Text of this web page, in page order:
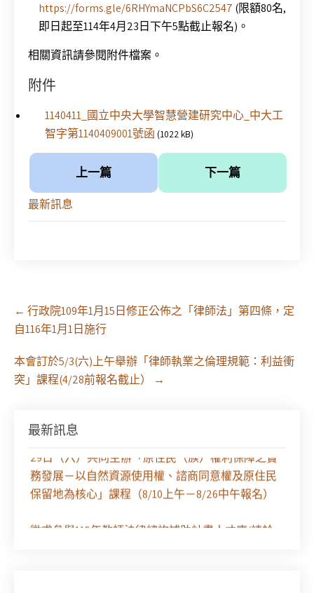
https://forms.gle/6RHYmaNCPbS6C2547 (限額80名,
即日起至114年4月23日下午5點截止報名)。
相關資訊請參閱附件檔案。
附件
1140411_國立中央大學智慧營建研究中心_中大工
智字第1140409001號函 (1022 kB)
上一篇 下一篇
最新訊息
Post
navigation
← 行政院109年1月15日修正公佈之「律師法」第四條，定
自116年1月1日施行
本會訂於5/3(六)上午舉辦「律師執業之倫理規範：利益衝
突」課程(4/28前報名截止）
→
最新訊息
【課程報名】全律會與台北律師公會等單位定於8月
29日（六）共同主辦「原住民（族）權利保障之實
務發展－以自然資源使用權、諮商同意權及原住民
保留地為核心」課程（8/10上午－8/26中午報名）
徵求參與115年教師法律諮詢補助計畫人才庫(請於